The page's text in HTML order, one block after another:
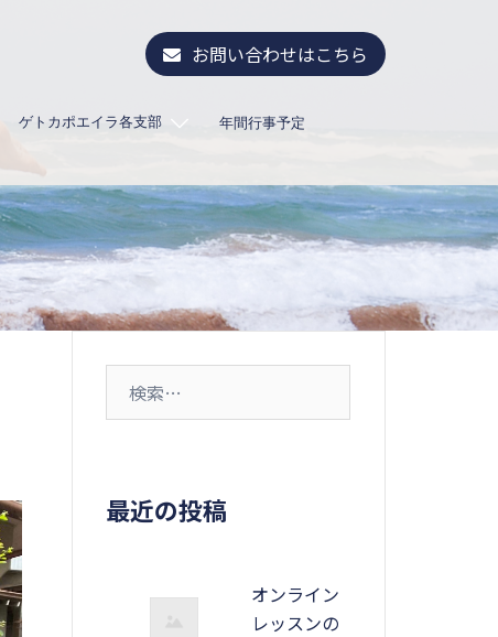
お問い合わせはこちら
ゲトカポエイラ各支部
年間行事予定
最近の投稿
オンライン
レッスンの